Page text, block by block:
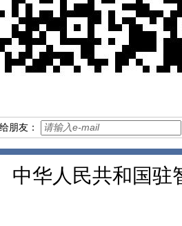
朋友：
中华人民共和国驻